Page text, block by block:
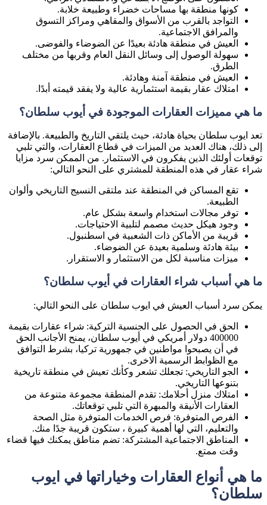
كونها منطقة بها مساحات خضراء وطبيعة خلابة.
التواجد بالقرب من الأسواق والمقاهي ومراكز التسوق
والمرافق الاجتماعية.
العيش في منطقة هادئة بعيدًا عن الضوضاء والفوضى.
سهولة الوصول إلى وسائل النقل العام وقربها من مختلف
الطرق.
العيش في منطقة آمنة وهادئة.
امتلاك عقار بقيمة استثمارية عالية ولا يفقد قيمته أبدًا.
ما هي مميزات العقارات الموجودة في أيوب سلطان؟
تعد ايوب سلطان بحياة هادئة، حيث يلتقي التاريخ والطبيعة. بالإضافة
إلى ذلك، هناك العديد من الميزات في قطاع العقارات، والتي تلبي
توقعات أولئك الذين يفكرون في الاستثمار. من الممكن سرد مزايا
شراء عقار في هذه المنطقة للمشتري على النحو التالي:
تقع المساكن في المنطقة عند ملتقى النسيج التاريخي وألوان
الطبيعة.
توفر مجالات استخدام واسعة بشكل عام.
وجود هيكل حديث مصمم لتلبية الاحتياجات.
قريبة من الأماكن ذات الشعبية في اسطنبول.
بيئة هادئة وسلمية بعيدة عن الضوضاء.
ميزات مناسبة لكل من الاستثمار و الاستقرار.
ما هي أسباب شراء العقارات في أيوب سلطان؟
يمكن سرد أسباب العيش في ايوب سلطان على النحو التالي:
الحق في الحصول على الجنسية التركية: شراء عقارات بقيمة
400000 دولار أمريكي في أيوب سلطان، يمنح الأجانب الحق
في أن يصبحوا مواطنين في جمهورية تركيا، بشرط التوافق
مع الظوابط الرسمية الاخرى.
الجو التاريخي: تجعلك تشعر وكأنك تعيش في منطقة تاريخية
بتنوعها التاريخي.
امتلاك منزل أحلامك: تقدم المنطقة مجموعة متنوعة من
العقارات الأنيقة والمبهرة التي تلبي توقعاتك.
الفرص المتوفرة: فرص الخدمات المتوفرة مثل الصحة
والتعليم، التي لها أهمية كبيرة ، ستكون قريبة جدًا منك.
المناطق الاجتماعية المشتركة: تضم مناطق يمكنك فيها قضاء
وقت ممتع.
ما هي أنواع العقارات وخياراتها في ايوب
سلطان؟